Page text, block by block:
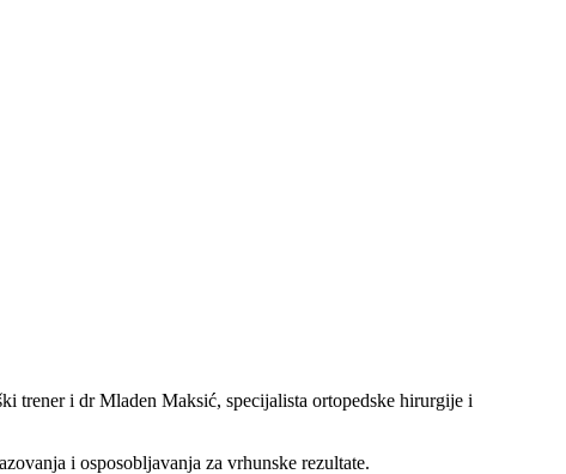
trener i dr Mladen Maksić, specijalista ortopedske hirurgije i
i osposobljavanja za vrhunske rezultate.